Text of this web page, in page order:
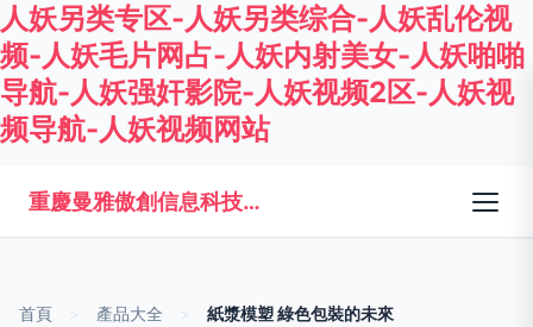
人妖另类专区-人妖另类综合-人妖乱伦视
频-人妖毛片网占-人妖内射美女-人妖啪啪
导航-人妖强奸影院-人妖视频2区-人妖视
频导航-人妖视频网站
重慶曼雅傲創信息科技有限公司
首頁 產品大全 紙漿模塑 綠色包裝的未來